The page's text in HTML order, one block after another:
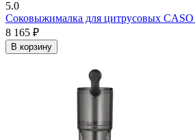
5.0
Соковыжималка для цитрусовых CASO
8 165 ₽
В корзину